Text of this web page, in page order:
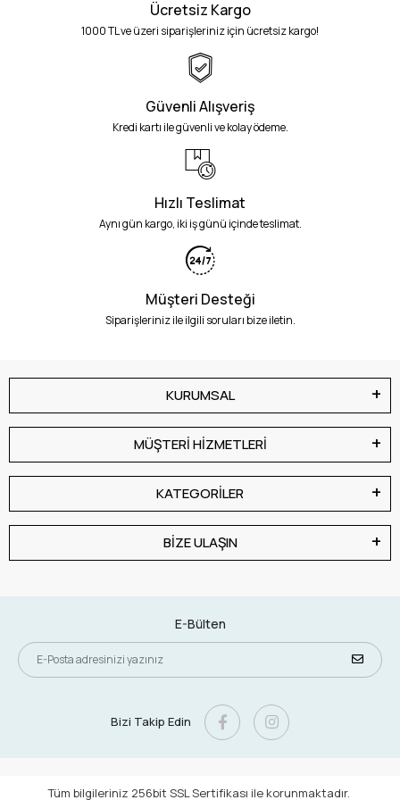
Ücretsiz Kargo
1000 TL ve üzeri siparişleriniz için ücretsiz kargo!
Güvenli Alışveriş
Kredi kartı ile güvenli ve kolay ödeme.
Hızlı Teslimat
Aynı gün kargo, iki iş günü içinde teslimat.
Müşteri Desteği
Siparişleriniz ile ilgili soruları bize iletin.
KURUMSAL
MÜŞTERİ HİZMETLERİ
KATEGORİLER
BİZE ULAŞIN
E-Bülten
Bizi Takip Edin
Tüm bilgileriniz 256bit SSL Sertifikası ile korunmaktadır.